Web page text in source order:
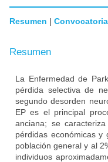
Resumen | Convocatoria
Resumen
La Enfermedad de
pérdida selectiva de
segundo desorden
EP es el principal
anciana; se
pérdidas económicas y
población general y al
individuos